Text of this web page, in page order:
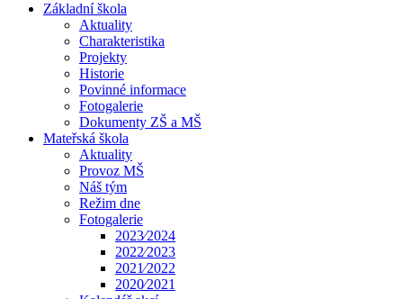
Základní škola
Aktuality
Charakteristika
Projekty
Historie
Povinné informace
Fotogalerie
Dokumenty ZŠ a MŠ
Mateřská škola
Aktuality
Provoz MŠ
Náš tým
Režim dne
Fotogalerie
2023⁄2024
2022⁄2023
2021⁄2022
2020⁄2021